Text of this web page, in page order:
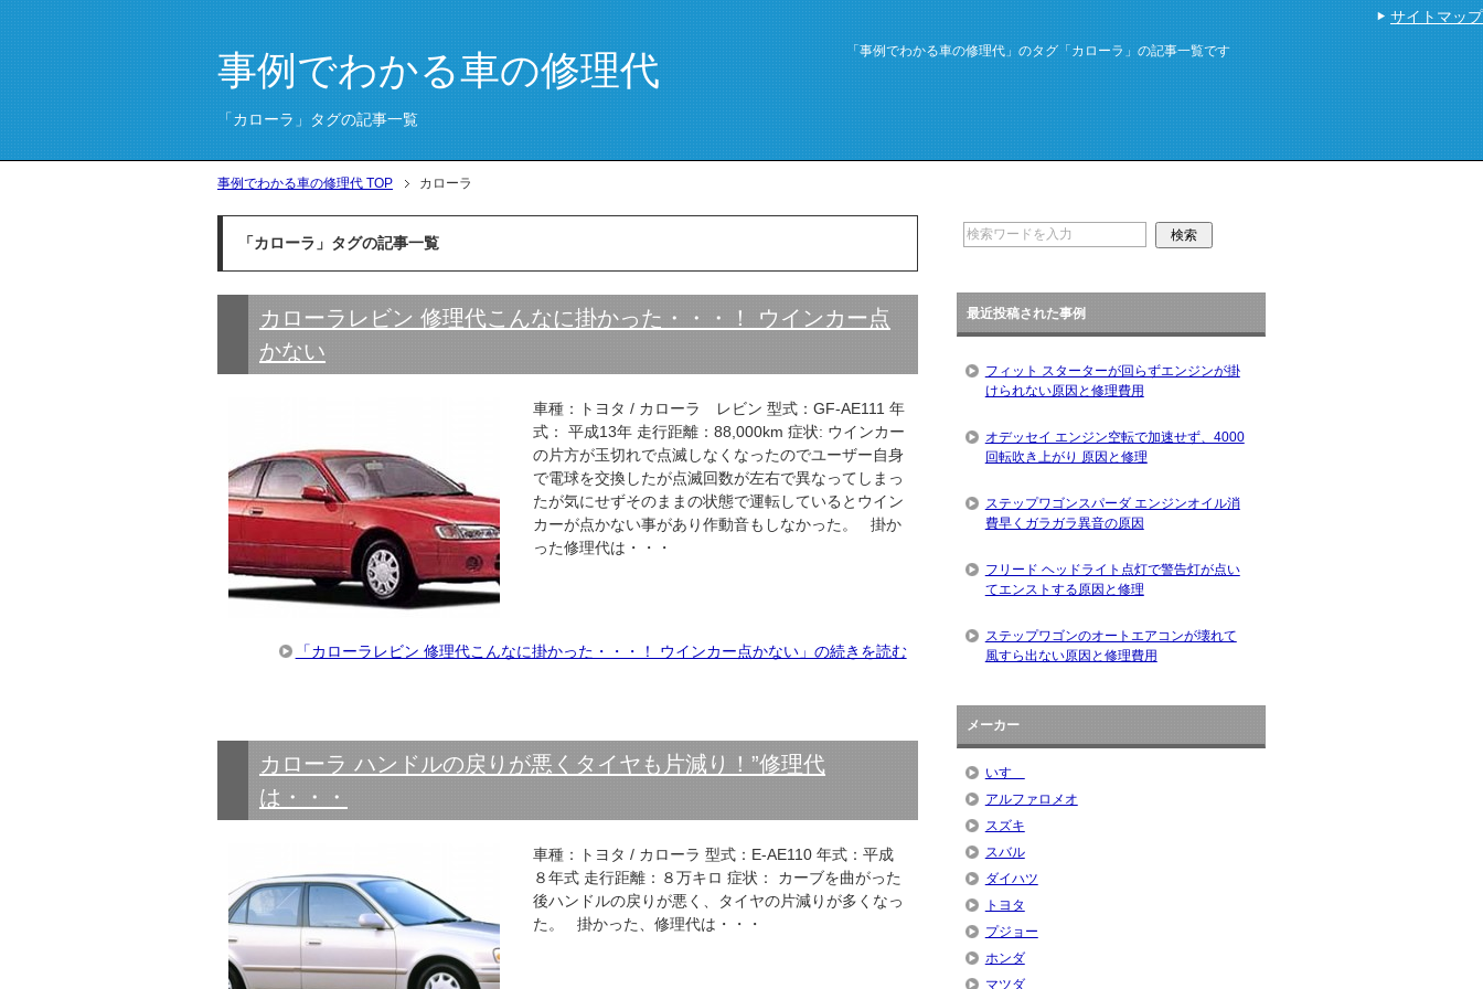
事例でわかる車の修理代
「カローラ」タグの記事一覧
「事例でわかる車の修理代」のタグ「カローラ」の記事一覧です
事例でわかる車の修理代 TOP カローラ
「カローラ」タグの記事一覧
カローラレビン 修理代こんなに掛かった・・・！ ウインカー点
かない
車種：トヨタ / カローラ レビン 型式：GF-AE111 年
式： 平成13年 走行距離：88,000km 症状: ウインカー
の片方が玉切れで点滅しなくなったのでユーザー自身
で電球を交換したが点滅回数が左右で異なってしまっ
たが気にせずそのままの状態で運転しているとウイン
カーが点かない事があり作動音もしなかった。 掛か
った修理代は・・・
「カローラレビン 修理代こんなに掛かった・・・！ ウインカー点かない」の続きを読む
カローラ ハンドルの戻りが悪くタイヤも片減り！”修理代
は・・・
車種：トヨタ / カローラ 型式：E-AE110 年式：平成
８年式 走行距離：８万キロ 症状： カーブを曲がった
後ハンドルの戻りが悪く、タイヤの片減りが多くなっ
た。 掛かった、修理代は・・・
最近投稿された事例
フィット スターターが回らずエンジンが掛
けられない原因と修理費用
オデッセイ エンジン空転で加速せず、4000
回転吹き上がり 原因と修理
ステップワゴンスパーダ エンジンオイル消
費早くガラガラ異音の原因
フリード ヘッドライト点灯で警告灯が点い
てエンストする原因と修理
ステップワゴンのオートエアコンが壊れて
風すら出ない原因と修理費用
メーカー
いすゞ
アルファロメオ
スズキ
スバル
ダイハツ
トヨタ
プジョー
ホンダ
マツダ
サイトマップ